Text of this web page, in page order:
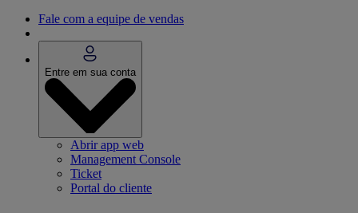
Fale com a equipe de vendas
Entre em sua conta
Abrir app web
Management Console
Ticket
Portal do cliente